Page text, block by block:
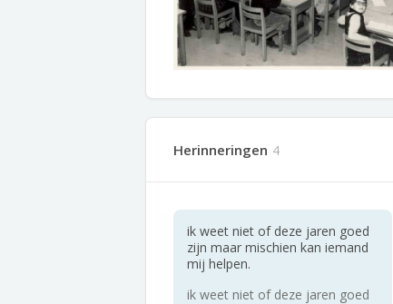
Herinneringen 4
ik weet niet of deze jaren goed
zijn maar mischien kan iemand
mij helpen.
ik weet niet of deze jaren goed